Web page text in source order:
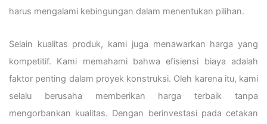
harus mengalami kebingungan dalam menentukan pilihan.
Selain kualitas produk, kami juga menawarkan harga yang
kompetitif. Kami memahami bahwa efisiensi biaya adalah
faktor penting dalam proyek konstruksi. Oleh karena itu, kami
selalu berusaha memberikan harga terbaik tanpa
mengorbankan kualitas. Dengan berinvestasi pada cetakan